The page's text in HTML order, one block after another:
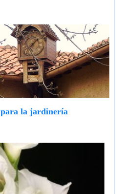
para la jardinería